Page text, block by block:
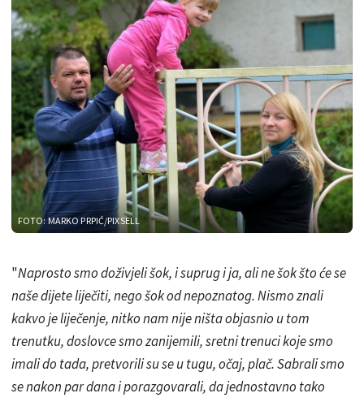
FOTO: MARKO PRPIĆ/PIXSELL
"Naprosto smo doživjeli šok, i suprug i ja, ali ne šok što će se
naše dijete liječiti, nego šok od nepoznatog. Nismo znali
kakvo je liječenje, nitko nam nije ništa objasnio u tom
trenutku, doslovce smo zanijemili, sretni trenuci koje smo
imali do tada, pretvorili su se u tugu, očaj, plač. Sabrali smo
se nakon par dana i porazgovarali, da jednostavno tako